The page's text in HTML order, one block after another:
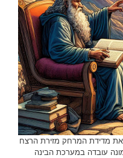
מדידת המרחק מזירת הרצח
עובדה במערכת הבינה